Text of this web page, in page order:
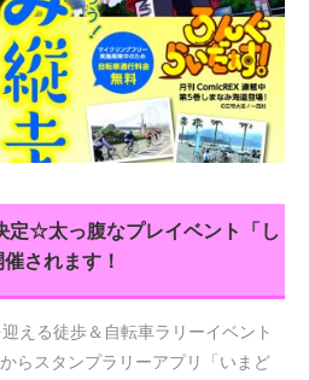
定☆太っ腹なプレイベント「し
されます！
える徒歩＆自転車ラリーイベント
らスタンプラリーアプリ「いまど